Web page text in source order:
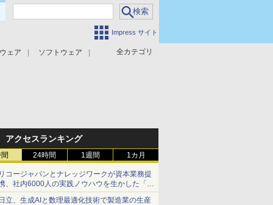
Impress サイト
全カテゴリ
ェア
ソフトウェア
アクセスランキング
24時間 1週間 1カ月
コージャパンとナレッジワークが資本業務提
、社内6000人の実践ノウハウを生かした「AI
談記録 for RICOH」を展開へ
立、生成AIと数理最適化技術で製造業の生産